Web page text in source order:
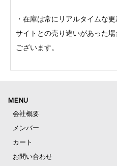
・在庫は常にリアルタイムな
サイトとの売り違いがあった
ございます。
MENU
会社概要
メンバー
カート
お問い合わせ